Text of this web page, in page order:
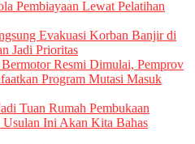
Pembiayaan Lewat Pelatihan
Evakuasi Korban Banjir di
Jadi Prioritas
Resmi Dimulai, Pemprov
Program Mutasi Masuk
Tuan Rumah Pembukaan
Ini Akan Kita Bahas